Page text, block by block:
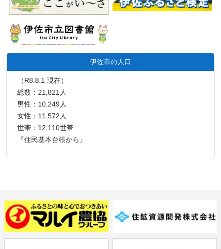
伊佐市の人口
（R8.8.1 現在）
総数：21,821人
男性：10,249人
女性：11,572人
世帯：12,110世帯
『住民基本台帳から』